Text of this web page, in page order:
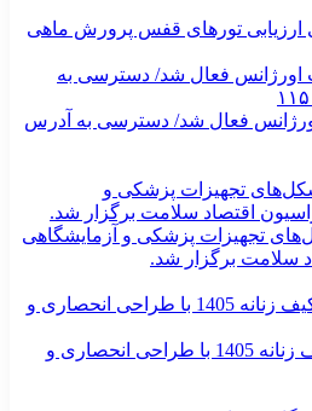
تورهای قفس پرورش ماهی
فعال شد/ دسترسی به آدرس
تجهیزات پزشکی و آزمایشگاهی
سلامت برگزار شد.
جدیدترین مدل‌های کیف زنانه 1405 با طراحی انحصاری و